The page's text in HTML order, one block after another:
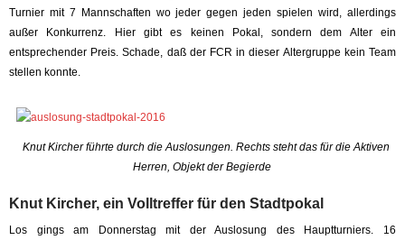
Turnier mit 7 Mannschaften wo jeder gegen jeden spielen wird, allerdings
außer Konkurrenz. Hier gibt es keinen Pokal, sondern dem Alter ein
entsprechender Preis. Schade, daß der FCR in dieser Altergruppe kein Team
stellen konnte.
Knut Kircher führte durch die Auslosungen. Rechts steht das für die Aktiven
Herren, Objekt der Begierde
Knut Kircher, ein Volltreffer für den Stadtpokal
Los gings am Donnerstag mit der Auslosung des Hauptturniers. 16